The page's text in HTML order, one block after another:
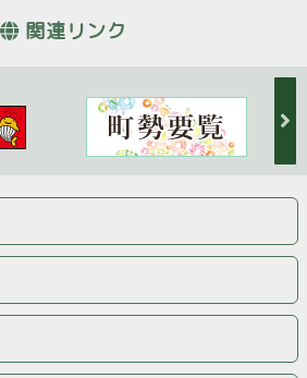
関連リンク